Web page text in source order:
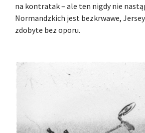
na kontratak – ale ten nigdy nie
Normandzkich jest bezkrwawe,
zdobyte bez oporu.